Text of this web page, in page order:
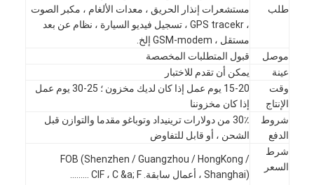
الصفحة الرئيسية
طلب
مستشعرات إنذار الحريق ، معدات الألغام ، مكبر الصوت
، GPS tracekr ، تسجيل فيديو السيارة ، نظام عن بعد
مستقل ، GSM-modem إلخ.
موصل
قبول المتطلبات المخصصة
عينة
يمكن أن تقدم للاختبار
وقت
الإنتاج
15-20 يوم عمل إذا كان لديك مخزون ؛ 25-30 يوم عمل
إذا كان مخزوننا
شروط
الدفع
30٪ من دولارات ترينيداد وتوباغو مقدما والتوازن قبل
الشحن ، أو قابل للتفاوض
شرط
السعر
FOB (Shenzhen / Guangzhou / HongKong /
Shanghai) ، أعمال سابقة. CIF ، C &a; F .........